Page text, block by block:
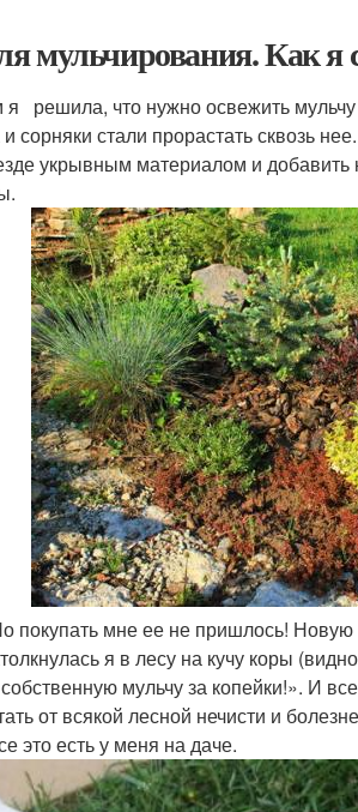
мульчирования. Как я
решила, что нужно освежить мульчу
и сорняки стали прорастать сквозь
укрывным материалом и
покупать мне ее не пришлось!
я в лесу на кучу коры
мульчу за копейки!». И
от всякой лесной нечисти и
это есть у меня на даче.